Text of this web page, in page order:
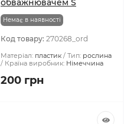
обважнювачем S
Немає в наявності
Код товару: 270268_ord
Матеріал: пластик Тип: рослина
Країна виробник: Німеччина
200 грн